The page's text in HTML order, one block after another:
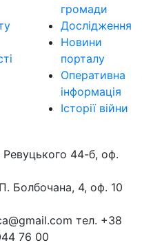
громади
Дослідження
Новини
порталу
Оперативна
інформація
Історії війни
Ревуцького 44-б, оф.
Болбочана, 4, оф. 10
тел. +38
76 00